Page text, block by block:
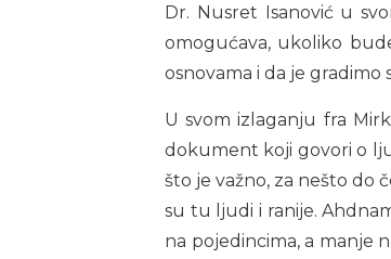
Dr. Nusret Isanović u
omogućava, ukoliko
osnovama i da je gradimo
U svom izlaganju fra
dokument koji govori o
što je važno, za nešto do
su tu ljudi i ranije.
na pojedincima, a manje